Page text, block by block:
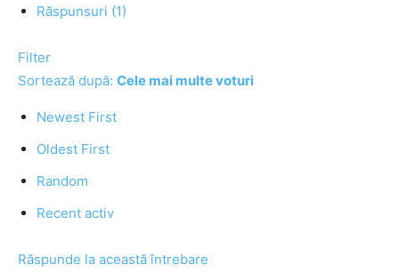
Răspunsuri (1)
Filter
Sortează după: Cele mai multe voturi
Newest First
Oldest First
Random
Recent activ
Răspunde la această întrebare